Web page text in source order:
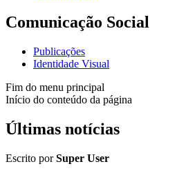
Comunicação Social
Publicações
Identidade Visual
Fim do menu principal
Início do conteúdo da página
Últimas notícias
Escrito porSuper User